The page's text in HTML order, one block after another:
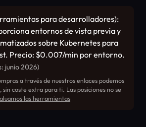
para desarrolladores):
entornos de vista previa y
sobre Kubernetes para
Precio: $0.007/min por entorno.
junio 2026)
a través de nuestros enlaces podemos
sin coste extra para ti. Las posiciones no se
las herramientas